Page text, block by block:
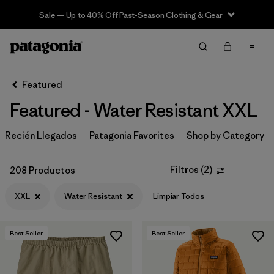
Sale — Up to 40% Off Past-Season Clothing & Gear
Filter & Sort Limpiar Todos
Ordenar Por
Filtrar por
Category
Filtrar por
Price
Filtrar por
Size
Filtrar por
Fit
Filtrar por
Color
Featured
Featured - Water Resistant XXL
Recién Llegados Patagonia Favorites Shop by Category
208 Productos Filtros (2)
XXL Water Resistant Limpiar Todos
Best Seller Best Seller